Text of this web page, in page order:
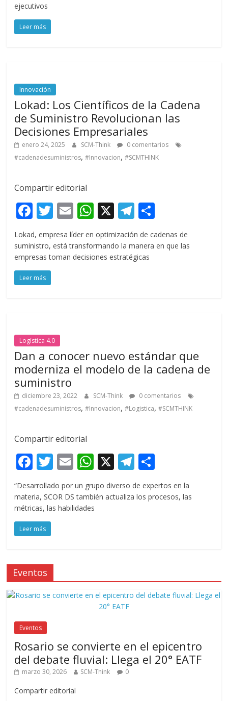
b
o
o
ejecutivos
Leer más
Innovación
Lokad: Los Científicos de la Cadena
de Suministro Revolucionan las
Decisiones Empresariales
enero 24, 2025 SCM-Think
0 comentarios
#cadenadesuministros,#Innovacion,#SCMTHINK
Compartir editorial
F
ac
e
b
o
o
T
itt
er
E
m
ai
l
W
at
s
X T
el
e
gr
o
m
Lokad, empresa líder en optimización de cadenas de
suministro, está transformando la manera en que las
empresas toman decisiones estratégicas
Leer más
Logística 4.0
Dan a conocer nuevo estándar que
moderniza el modelo de la cadena de
suministro
diciembre 23, 2022 SCM-Think
0 comentarios
#cadenadesuministros,#Innovacion,#Logistica,#SCMTHINK
Compartir editorial
F
ac
e
b
o
o
k
T
w
itt
er
E
ai
l
W
at
s
X T
el
e
o
m
“Desarrollado por un grupo diverso de expertos en la
materia, SCOR DS también actualiza los procesos, las
métricas, las habilidades
Leer más
Eventos
Eventos
Rosario se convierte en el epicentro
del debate fluvial: Llega el 20° EATF
marzo 30, 2026 SCM-Think 0
Compartir editorial